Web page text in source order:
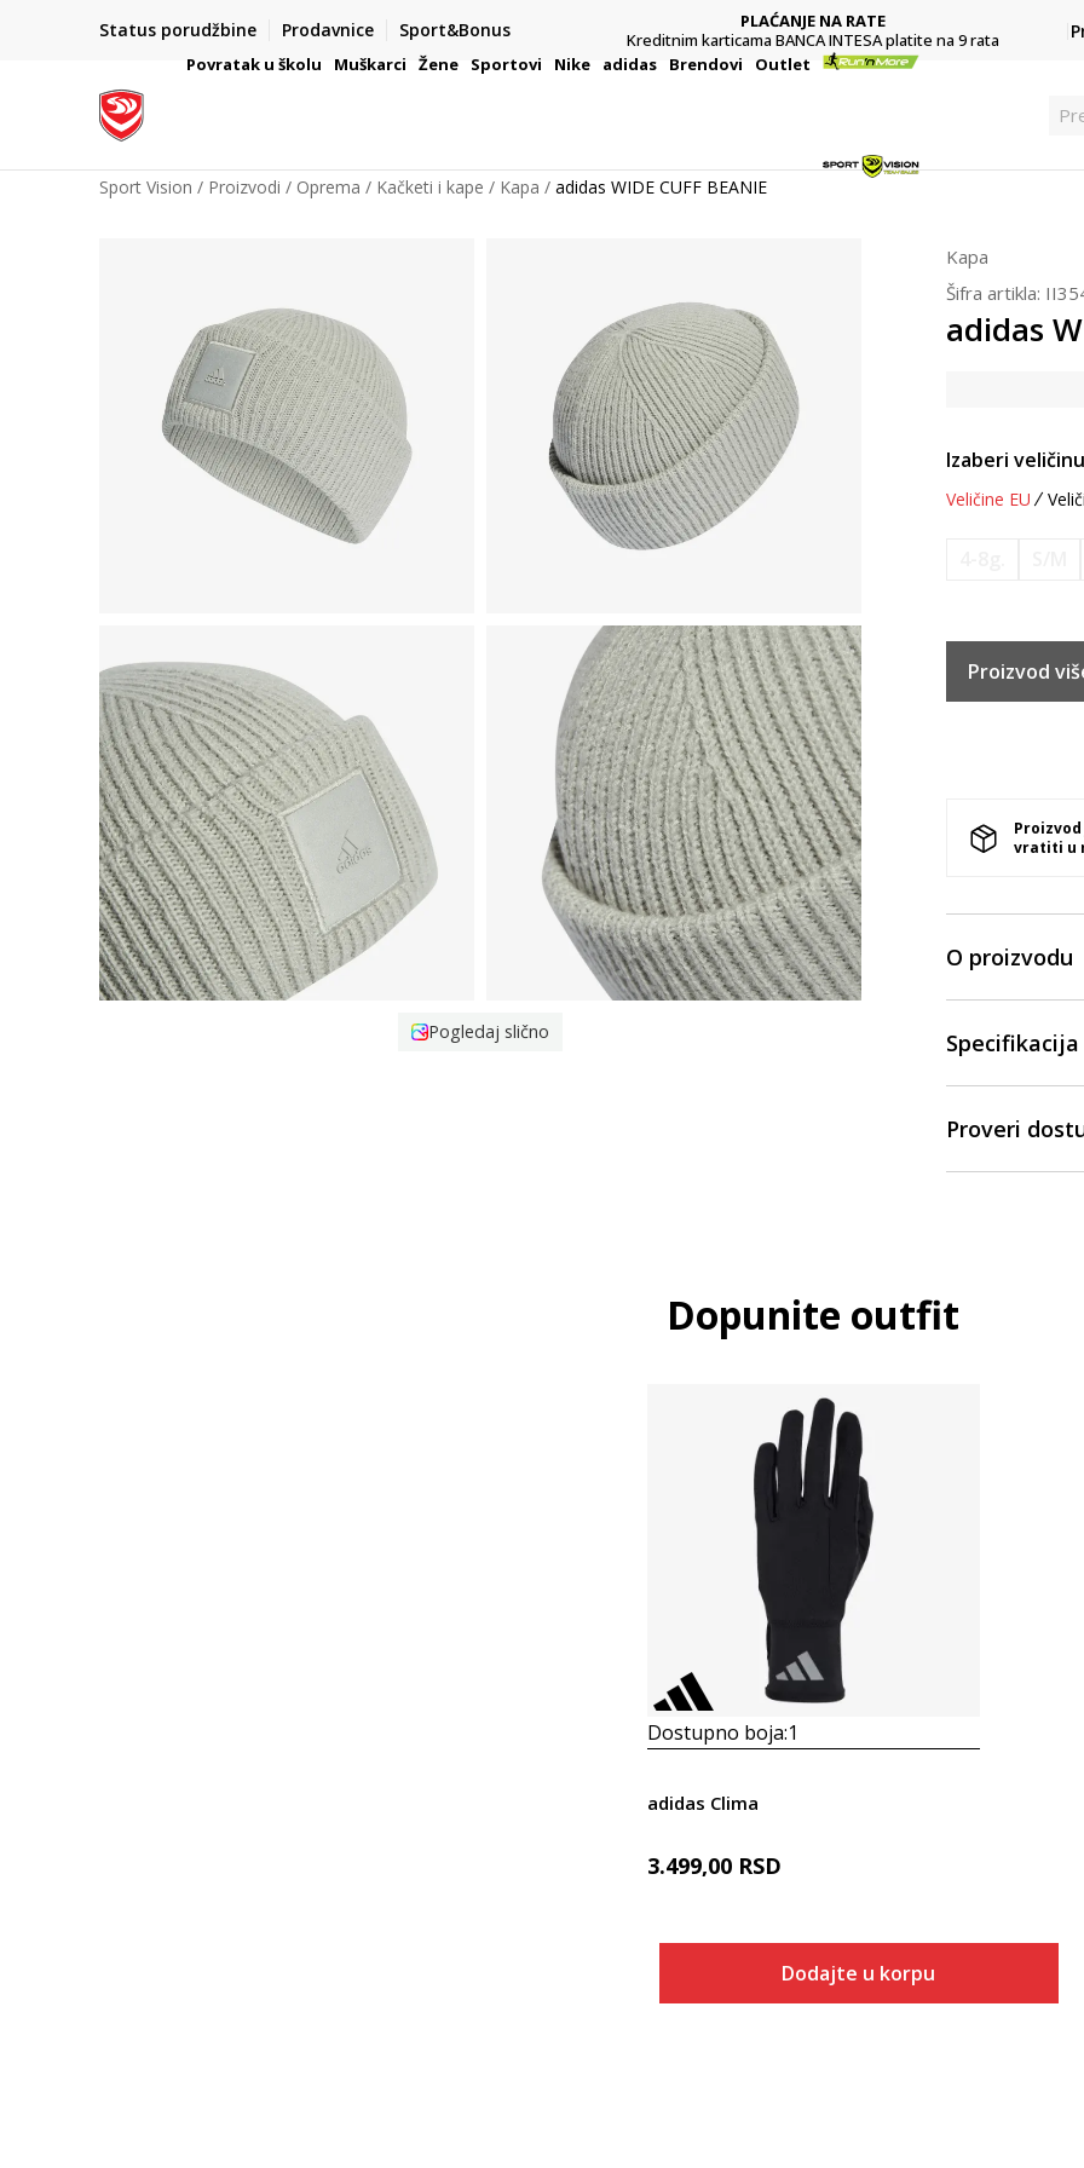
Status porudžbine Prodavnice Sport&Bonus
VAŽNO OBAVEŠTENJE ZA POTROŠAČE
PLAĆANJE NA RATE
Kreditnim karticama BANCA INTESA platite na 9 rata
Povratak u školu Muškarci Žene Sportovi Nike adidas Brendovi Outlet
Sport Vision Proizvodi Oprema Kačketi i kape Kapa adidas WIDE CUFF BEANIE
Pogledaj slično
Kapa
Šifra artikla:
adidas
Izaberi
Veličine EU
Proizvod
vratiti u
O proizvodu
Specifikacija
Proveri
Dopunite outfit
Dostupno boja:1
adidas Clima
3.499,00 RSD
Dodajte u korpu